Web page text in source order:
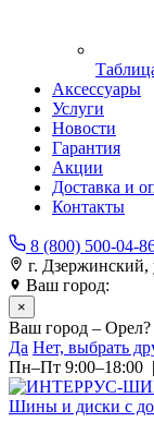
Аксессуары
Услуги
Новости
Гарантия
Акции
Доставка и
Контакты
8 (800) 500-04-
г. Дзержинский,
Ваш город:
×
Ваш город – Орел?
Да Нет, выбрать
Пн–Пт 9:00–18:00
Шины и диски с